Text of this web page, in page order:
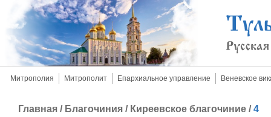
Митрополия Митрополит Епархиальное управление Веневское
Главная / Благочиния / Киреевское благочиние /4